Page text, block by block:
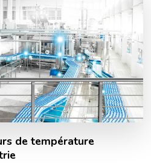
de température